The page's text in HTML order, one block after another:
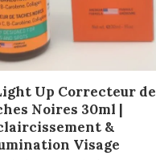
AJOUTER AU PANIER
Up Correcteur de
Noires 30ml |
&
Visage